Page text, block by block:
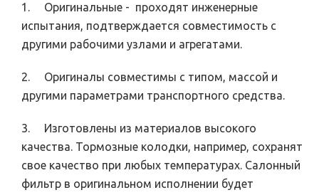
1. Оригинальные - проходят инженерные
испытания, подтверждается совместимость с
другими рабочими узлами и агрегатами.
2. Оригиналы совместимы с типом, массой и
другими параметрами транспортного средства.
3. Изготовлены из материалов высокого
качества. Тормозные колодки, например, сохранят
свое качество при любых температурах. Салонный
фильтр в оригинальном исполнении будет